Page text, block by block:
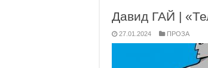
Давид ГАЙ |
27.01.2024 ПРОЗА